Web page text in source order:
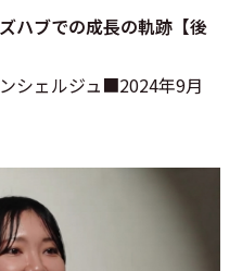
ハブでの成長の軌跡【後
シェルジュ■2024年9月